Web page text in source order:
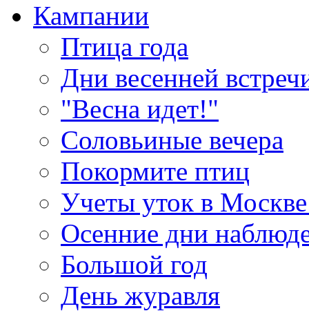
Кампании
Птица года
Дни весенней
"Весна идет!"
Соловьиные вечера
Покормите птиц
Учеты уток в
Осенние дни
Большой год
День журавля